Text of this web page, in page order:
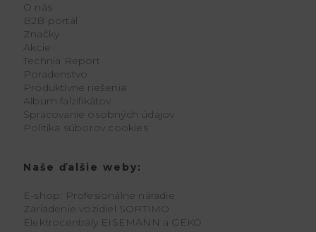
O nás
B2B portál
Značky
Akcie
Technia Report
Poradenstvo
Produktívne riešenia
Album falzifikátov
Spracovanie osobných údajov
Politika súborov cookies
Naše ďalšie weby:
E-shop: Profesionálne náradie
Zariadenie vozidiel SORTIMO
Elektrocentrály EISEMANN a GEKO